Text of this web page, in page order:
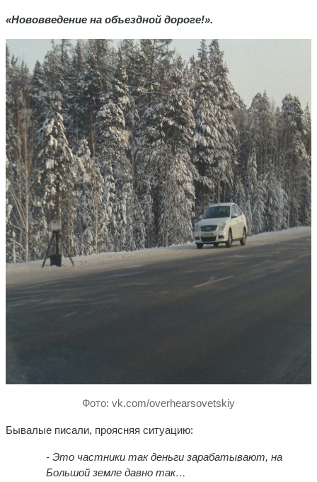
«Нововведение на объездной дороге!».
Фото: vk.com/overhearsovetskiy
Бывалые писали, проясняя ситуацию:
- Это частники так деньги зарабатывают, на
Большой земле давно так…